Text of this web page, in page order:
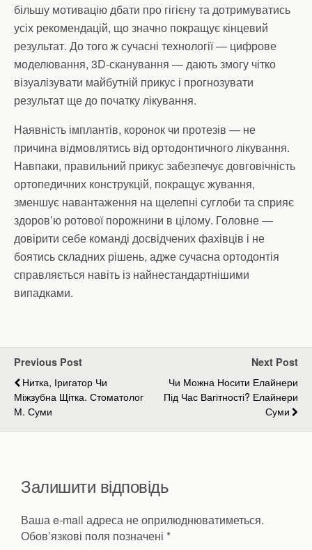
більшу мотивацію дбати про гігієну та дотримуватись
усіх рекомендацій, що значно покращує кінцевий
результат. До того ж сучасні технології — цифрове
моделювання, 3D-сканування — дають змогу чітко
візуалізувати майбутній прикус і прогнозувати
результат ще до початку лікування.
Наявність імплантів, коронок чи протезів — не
причина відмовлятись від ортодонтичного лікування.
Навпаки, правильний прикус забезпечує довговічність
ортопедичних конструкцій, покращує жування,
зменшує навантаження на щелепні суглоби та сприяє
здоров’ю ротової порожнини в цілому. Головне —
довірити себе команді досвідчених фахівців і не
боятись складних рішень, адже сучасна ортодонтія
справляється навіть із найнестандартнішими
випадками.
Previous Post
Нитка, Іригатор Чи
Міжзубна Щітка. Стоматолог
М. Суми
Next Post
Чи Можна Носити Елайнери
Під Час Вагітності? Елайнери
Суми
Залишити відповідь
Ваша e-mail адреса не оприлюднюватиметься.
Обов’язкові поля позначені *